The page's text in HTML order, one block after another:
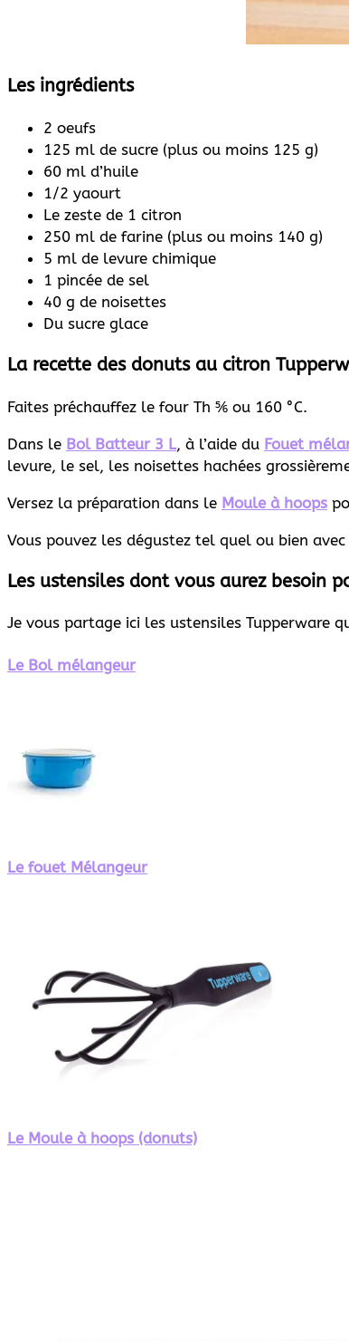
Les ingrédients
2 oeufs
125 ml de sucre (plus ou moins 125 g)
60 ml d’huile
1/2 yaourt
Le zeste de 1 citron
250 ml de farine (plus ou moins 140 g)
5 ml de levure chimique
1 pincée de sel
40 g de noisettes
Du sucre glace
La recette des donuts au citron
Faites préchauffez le four Th ⅚ ou 160 °C.
Dans le Bol Batteur 3 L, à l’aide du Fouet
levure, le sel, les noisettes hachées
Versez la préparation dans le Moule à hoops
Vous pouvez les dégustez tel quel ou bien
Les ustensiles dont vous aurez besoin
Je vous partage ici les ustensiles Tupperware
Le Bol mélangeur
Le fouet Mélangeur
Le Moule à hoops (donuts)